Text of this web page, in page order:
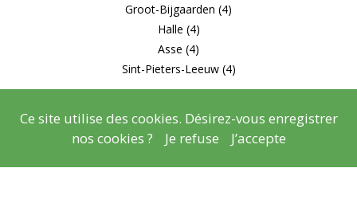
Groot-Bijgaarden (4)
Halle (4)
Asse (4)
Sint-Pieters-Leeuw (4)
© CopyrightMentions légales- Copyright2026
Ce site utilise des cookies. Désirez-vous enregistrer
nos cookies ?
Je refuse J’accepte